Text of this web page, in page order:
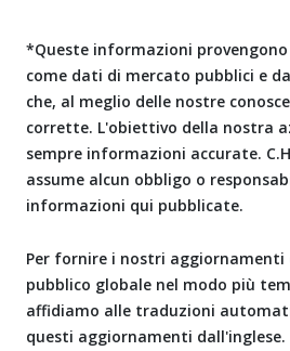
*Queste informazioni
come dati di mercato pubblici e
che, al meglio delle nostre
corrette. L'obiettivo della nostra
sempre informazioni accurate.
assume alcun obbligo o
informazioni qui pubblicate.
Per fornire i nostri
pubblico globale nel modo più
affidiamo alle traduzioni
questi aggiornamenti dall'inglese.